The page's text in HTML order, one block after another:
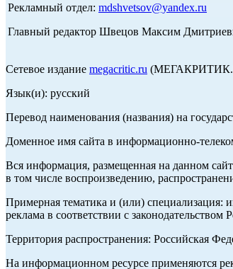
Рекламный отдел: mdshvetsov@yandex.ru
Главный редактор Швецов Максим
Сетевое издание megacritic.ru
Язык(и): русский
Перевод наименования (названия) на
Доменное имя сайта в информационно-
Вся информация, размещенная на данном
в том числе воспроизведению,
Примерная тематика и (или) специализация:
реклама в соответствии с
Территория распространения: Российская
На информационном ресурсе применяются